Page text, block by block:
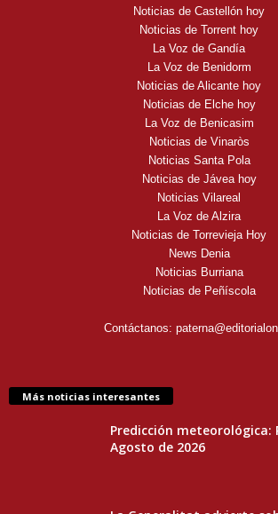
Noticias de Castellón hoy
Noticias de Torrent hoy
La Voz de Gandía
La Voz de Benidorm
Noticias de Alicante hoy
Noticias de Elche hoy
La Voz de Benicasim
Noticias de Vinaròs
Noticias Santa Pola
Noticias de Jávea hoy
Noticias Vilareal
La Voz de Alzira
Noticias de Torrevieja Hoy
News Denia
Noticias Burriana
Noticias de Peñíscola
Contáctanos:
Más noticias interesantes
Predicción meteorológica:
Agosto de 2026